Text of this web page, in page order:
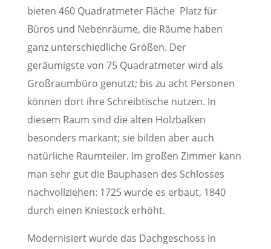
bieten 460 Quadratmeter Fläche Platz für
Büros und Nebenräume, die Räume haben
ganz unterschiedliche Größen. Der
geräumigste von 75 Quadratmeter wird als
Großraumbüro genutzt; bis zu acht Personen
können dort ihre Schreibtische nutzen. In
diesem Raum sind die alten Holzbalken
besonders markant; sie bilden aber auch
natürliche Raumteiler. Im großen Zimmer kann
man sehr gut die Bauphasen des Schlosses
nachvollziehen: 1725 wurde es erbaut, 1840
durch einen Kniestock erhöht.
Modernisiert wurde das Dachgeschoss in